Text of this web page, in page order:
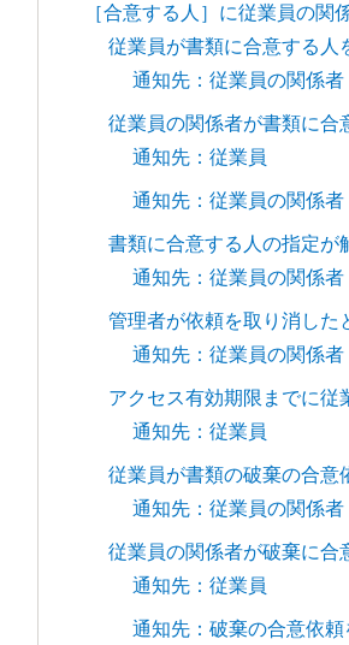
［合意する人］に従業員の
従業員が書類に合意する人
通知先：従業員の関係者
従業員の関係者が書類に合
通知先：従業員
通知先：従業員の関係者
書類に合意する人の指定が
通知先：従業員の関係者
管理者が依頼を取り消した
通知先：従業員の関係者
アクセス有効期限までに従
通知先：従業員
従業員が書類の破棄の合意
通知先：従業員の関係者
従業員の関係者が破棄に合
通知先：従業員
通知先：破棄の合意依